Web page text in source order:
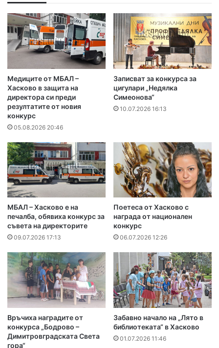
Медиците от МБАЛ –
Хасково в защита на
директора си преди
резултатите от новия
конкурс
05.08.2026 20:46
Записват за конкурса за
цигулари „Недялка
Симеонова“
10.07.2026 16:13
МБАЛ – Хасково е на
печалба, обявиха конкурс за
съвета на директорите
09.07.2026 17:13
Поетеса от Хасково с
награда от национален
конкурс
06.07.2026 12:26
Връчиха наградите от
конкурса „Бодрово –
Димитровградската Света
гора“
Забавно начало на „Лято в
библиотеката“ в Хасково
01.07.2026 11:46